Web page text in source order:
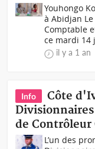
Youhongo
à Abidjan
Comptable
ce mardi 14
il y a 1 an
Info
Côte
de Contrôleur
L’un des